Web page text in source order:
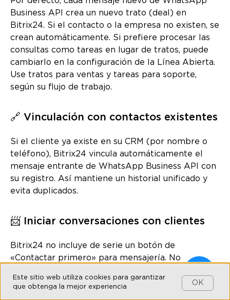
Business API crea un nuevo trato (deal) en
Bitrix24. Si el contacto o la empresa no existen, se
crean automáticamente. Si prefiere procesar las
consultas como tareas en lugar de tratos, puede
cambiarlo en la configuración de la Línea Abierta.
Use tratos para ventas y tareas para soporte,
según su flujo de trabajo.
🔗 Vinculación con contactos existentes
Si el cliente ya existe en su CRM (por nombre o
teléfono), Bitrix24 vincula automáticamente el
mensaje entrante de WhatsApp Business API con
su registro. Así mantiene un historial unificado y
evita duplicados.
📨 Iniciar conversaciones con clientes
Bitrix24 no incluye de serie un botón de
«Contactar primero» para mensajería. No
manualmente desde una ficha de cliente, trato,
Este sitio web utiliza cookies para garantizar
que obtenga la mejor experiencia
OK